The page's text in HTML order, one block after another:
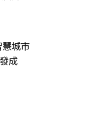
城市
成